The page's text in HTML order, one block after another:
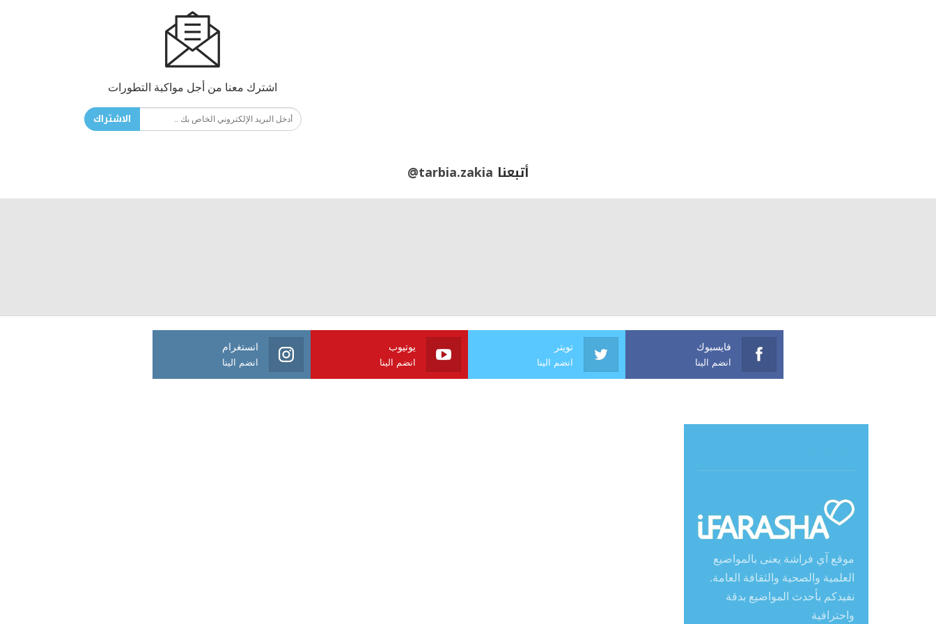
اشترك معنا من أجل مواكبة التطورات
الاشتراك
أتبعنا @tarbia.zakia
فايسبوك
انضم الينا
تويتر
انضم الينا
يوتيوب
انضم الينا
انستغرام
انضم الينا
موقع آي فراشة يعنى بالمواضيع
العلمية والصحية والثقافة العامة.
نفيدكم بأحدث المواضيع بدقة
واحترافية